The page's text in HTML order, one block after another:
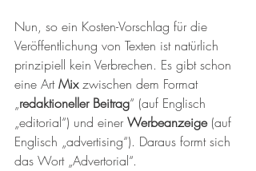
Nun, so ein Kosten-Vorschlag für die
Veröffentlichung von Texten ist natürlich
prinzipiell kein Verbrechen. Es gibt schon
eine Art Mix zwischen dem Format
„redaktioneller Beitrag“ (auf Englisch
„editorial“) und einer Werbeanzeige (auf
Englisch „advertising“). Daraus formt sich
das Wort „Advertorial“.